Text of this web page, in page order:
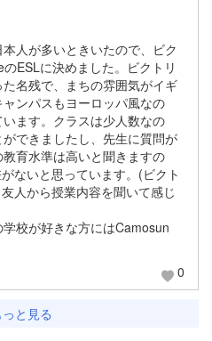
人が多いときいたので、ビク
ESLに決めました。ビクトリ
名残で、まちの雰囲気がイギ
ンパスもヨーロッパ風なの
ます。クラスは少人数なの
できましたし、先生に質問が
育水準は高いと聞きますの
ないと思っています。(ビクト
人から授業内容を聞いて感じ
校が好きな方にはCamosun
0
っと見る